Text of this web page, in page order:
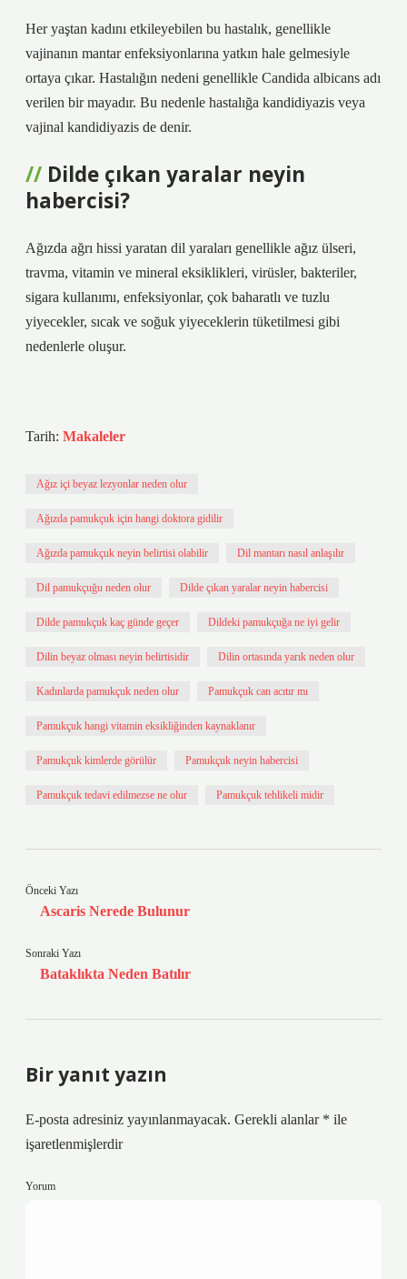
Her yaştan kadını etkileyebilen bu hastalık, genellikle
vajinanın mantar enfeksiyonlarına yatkın hale gelmesiyle
ortaya çıkar. Hastalığın nedeni genellikle Candida albicans adı
verilen bir mayadır. Bu nedenle hastalığa kandidiyazis veya
vajinal kandidiyazis de denir.
Dilde çıkan yaralar neyin
habercisi?
Ağızda ağrı hissi yaratan dil yaraları genellikle ağız ülseri,
travma, vitamin ve mineral eksiklikleri, virüsler, bakteriler,
sigara kullanımı, enfeksiyonlar, çok baharatlı ve tuzlu
yiyecekler, sıcak ve soğuk yiyeceklerin tüketilmesi gibi
nedenlerle oluşur.
Tarih: Makaleler
Ağız içi beyaz lezyonlar neden olur
Ağızda pamukçuk için hangi doktora gidilir
Ağızda pamukçuk neyin belirtisi olabilir Dil mantarı nasıl anlaşılır
Dil pamukçuğu neden olur Dilde çıkan yaralar neyin habercisi
Dilde pamukçuk kaç günde geçer Dildeki pamukçuğa ne iyi gelir
Dilin beyaz olması neyin belirtisidir Dilin ortasında yarık neden olur
Kadınlarda pamukçuk neden olur Pamukçuk can acıtır mı
Pamukçuk hangi vitamin eksikliğinden kaynaklanır
Pamukçuk kimlerde görülür Pamukçuk neyin habercisi
Pamukçuk tedavi edilmezse ne olur Pamukçuk tehlikeli midir
Önceki Yazı
Ascaris Nerede Bulunur
Sonraki Yazı
Bataklıkta Neden Batılır
Bir yanıt yazın
E-posta adresiniz yayınlanmayacak. Gerekli alanlar * ile
işaretlenmişlerdir
Yorum